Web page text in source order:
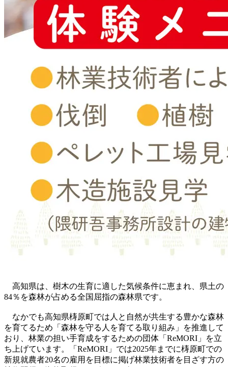
高知県は、樹木の生育に適した気候条件に恵まれ、県土の
84％を森林が占める全国屈指の森林県です。
なかでも高知県梼原町では人と自然が共生する豊かな森林
を育てるため「森林を守る人を育てる取り組み」を推進して
おり、林業の担い手育成をするための団体「ReMORI」を立
ち上げています。「ReMORI」では2025年までに梼原町での
新規就農者20名の雇用を目標に掲げ林業技術者を目ざす方の